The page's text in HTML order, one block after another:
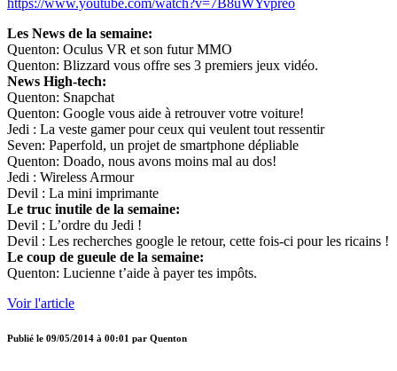
https://www.youtube.com/watch?v=7B8uWYvpreo
Les News de la semaine:
Quenton: Oculus VR et son futur MMO
Quenton: Blizzard vous offre ses 3 premiers jeux vidéo.
News High-tech:
Quenton: Snapchat
Quenton: Google vous aide à retrouver votre voiture!
Jedi : La veste gamer pour ceux qui veulent tout ressentir
Seven: Paperfold, un projet de smartphone dépliable
Quenton: Doado, nous avons moins mal au dos!
Jedi : Wireless Armour
Devil : La mini imprimante
Le truc inutile de la semaine:
Devil : L’ordre du Jedi !
Devil : Les recherches google le retour, cette fois-ci pour les ricains !
Le coup de gueule de la semaine:
Quenton: Lucienne t’aide à payer tes impôts.
Voir l'article
Publié le 09/05/2014 à 00:01 par Quenton